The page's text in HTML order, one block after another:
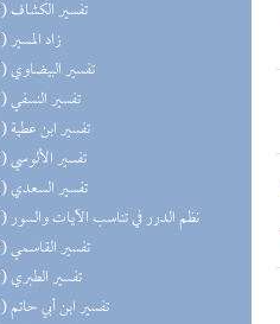
(109) تفسير الكشاف
(109) زاد المسير
(109) تفسير البيضاوي
(109) تفسير النسفي
(109) تفسير ابن عطية
(109) تفسير الألوسي
(109) تفسير السعدي
(109) نظم الدرر في تناسب الآيات والسور
(109) تفسير القاسمي
(108) تفسير الطبري
(107) تفسير ابن أبي حاتم